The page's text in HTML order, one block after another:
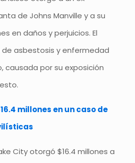
de Johns Manville y a su
en daños y perjuicios. El
asbestosis y enfermedad
causada por su exposición
millones en un caso de
City otorgó $16.4 millones a